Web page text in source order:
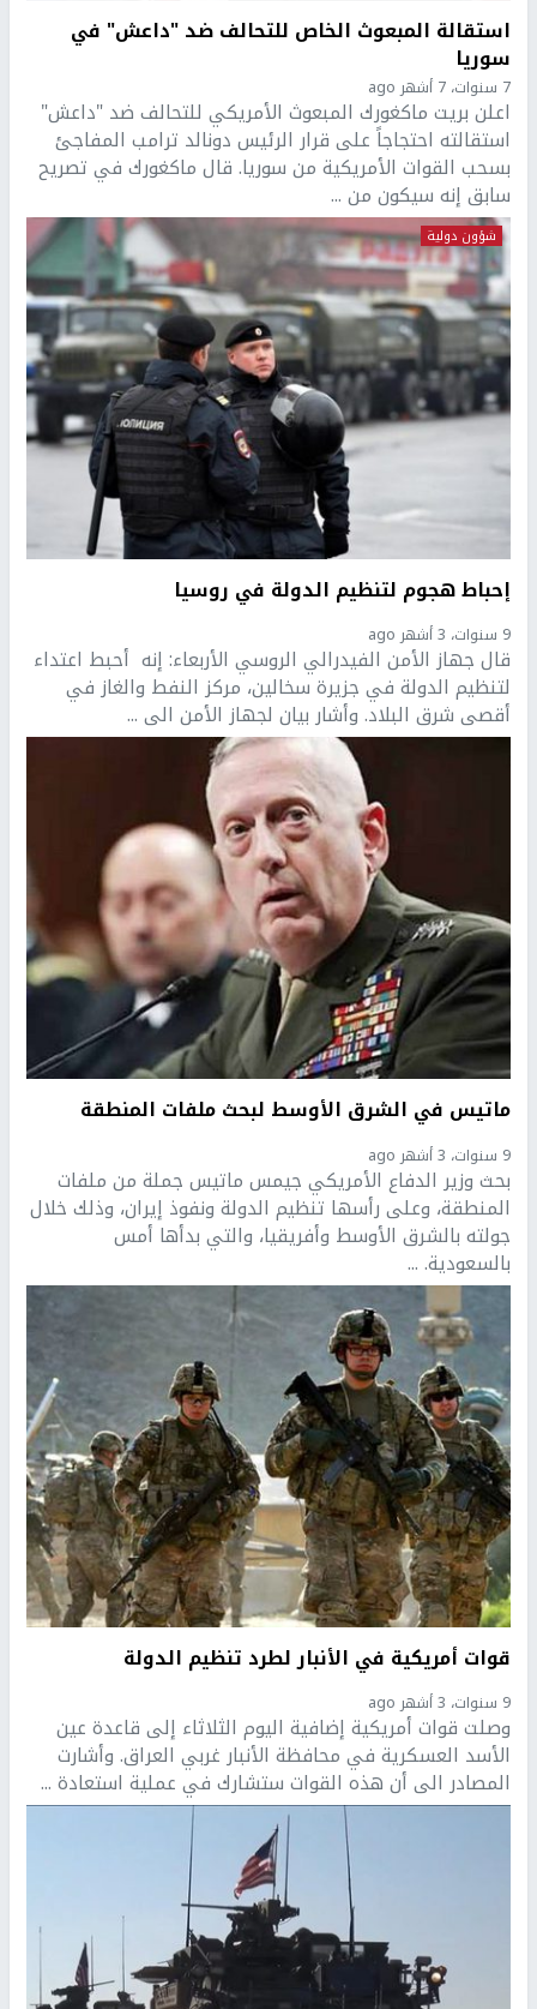
استقالة المبعوث الخاص للتحالف ضد "داعش" في
سوريا
7 سنوات، 7 أشهر ago
اعلن بريت ماكغورك المبعوث الأمريكي للتحالف ضد "داعش"
استقالته احتجاجاً على قرار الرئيس دونالد ترامب المفاجئ
بسحب القوات الأمريكية من سوريا. قال ماكغورك في تصريح
سابق إنه سيكون من ...
شؤون دولية
إحباط هجوم لتنظيم الدولة في روسيا
9 سنوات، 3 أشهر ago
قال جهاز الأمن الفيدرالي الروسي الأربعاء: إنه أحبط اعتداء
لتنظيم الدولة في جزيرة سخالين، مركز النفط والغاز في
أقصى شرق البلاد. وأشار بيان لجهاز الأمن الى ...
ماتيس في الشرق الأوسط لبحث ملفات المنطقة
9 سنوات، 3 أشهر ago
بحث وزير الدفاع الأمريكي جيمس ماتيس جملة من ملفات
المنطقة، وعلى رأسها تنظيم الدولة ونفوذ إيران، وذلك خلال
جولته بالشرق الأوسط وأفريقيا، والتي بدأها أمس
بالسعودية. ...
قوات أمريكية في الأنبار لطرد تنظيم الدولة
9 سنوات، 3 أشهر ago
وصلت قوات أمريكية إضافية اليوم الثلاثاء إلى قاعدة عين
الأسد العسكرية في محافظة الأنبار غربي العراق. وأشارت
المصادر الى أن هذه القوات ستشارك في عملية استعادة ...